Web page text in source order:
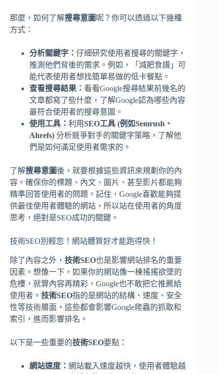
那麼，如何了解搜尋意圖 呢？你可以透過以下幾種
方式：
分析關鍵字： 仔細研究使用者搜尋的關鍵字，
推測他們背後的需求。例如，「減肥食譜」可
能代表使用者想找簡單易做的低卡餐點。
查看搜尋結果： 看看Google搜尋結果前幾名的
文章都寫了些什麼，了解Google認為哪些內容
最符合使用者的搜尋意圖。
使用工具： 利用SEO工具 (例如Semrush、
Ahrefs) 分析競爭對手的關鍵字策略，了解他
們是如何滿足使用者需求的。
了解搜尋意圖後，就要根據這些資訊來規劃你的內
容。確保你的標題、內文、圖片、甚至影片都能夠
精準回答使用者的問題。記住，Google喜歡能夠提
供最佳使用者體驗的網站，所以站在使用者的角度
思考，絕對是SEO成功的關鍵。
技術SEO別輕忽！網站體質好才能跑得快！
除了內容之外， 技術SEO也是影響網站排名的重要
因素。想像一下，如果你的網站像一棟搖搖欲墜的
危樓，就算內容再精彩，Google也不敢把它推薦給
使用者。 技術SEO指的是網站的結構、速度、安全
性等技術層面，這些都會影響Google爬蟲的抓取和
索引，進而影響排名。
以下是一些重要的技術SEO要點：
網站速度： 網站載入速度越快，使用者體驗越